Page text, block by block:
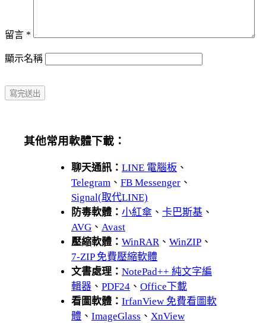
留言 *
顯示名稱
其他常用軟體下載：
聊天通訊： LINE 電腦板 、
Telegram 、 FB Messenger 、
Signal(取代LINE)
防毒軟體： 小紅傘 、 卡巴斯基 、
AVG 、 Avast
壓縮軟體： WinRAR、 WinZIP 、
7-ZIP 免費壓縮軟體
文書處理： NotePad++ 純文字編
輯器 、 PDF24 、 Office下載
看圖軟體： IrfanView 免費看圖軟
體 、 ImageGlass 、 XnView